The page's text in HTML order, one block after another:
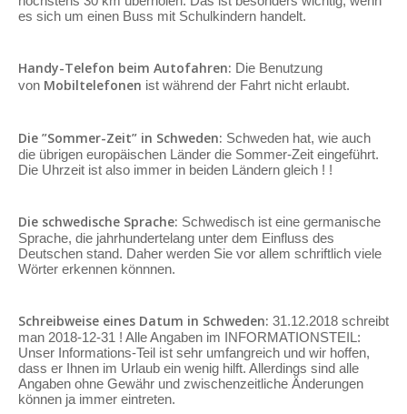
es sich um einen Buss mit Schulkindern handelt.
Handy-Telefon beim Autofahren: Die Benutzung
von Mobiltelefonen ist während der Fahrt nicht erlaubt.
Die ”Sommer-Zeit” in Schweden: Schweden hat, wie auch
die übrigen europäischen Länder die Sommer-Zeit eingeführt.
Die Uhrzeit ist also immer in beiden Ländern gleich ! !
Die schwedische Sprache: Schwedisch ist eine germanische
Sprache, die jahrhundertelang unter dem Einfluss des
Deutschen stand. Daher werden Sie vor allem schriftlich viele
Wörter erkennen könnnen.
Schreibweise eines Datum in Schweden: 31.12.2018 schreibt
man 2018-12-31 ! Alle Angaben im INFORMATIONSTEIL:
Unser Informations-Teil ist sehr umfangreich und wir hoffen,
dass er Ihnen im Urlaub ein wenig hilft. Allerdings sind alle
Angaben ohne Gewähr und zwischenzeitliche Änderungen
können ja immer eintreten.